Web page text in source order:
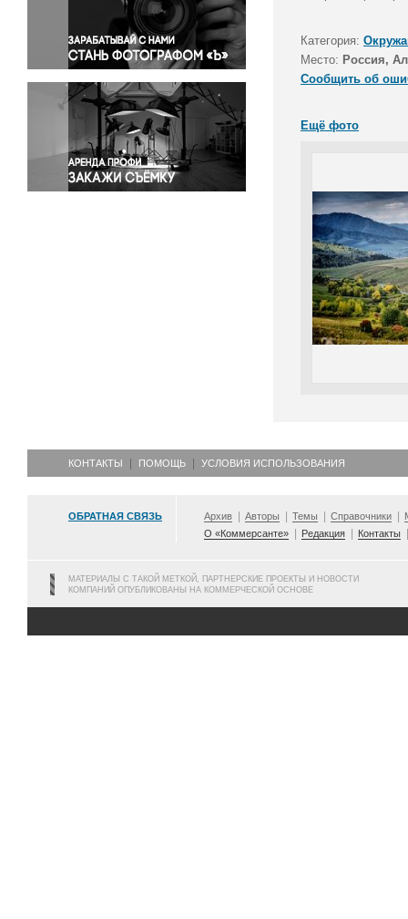
Правосудие
Происшествия и конфликты
Религия
Светская жизнь
Спорт
Экология
Экономика и бизнес
Категория:
Место: Россия,
Сообщить об
Ещё фото
КОНТАКТЫ ПОМОЩЬ УСЛОВИЯ ИСПОЛЬЗОВАНИЯ
ОБРАТНАЯ СВЯЗЬ Архив Авторы Темы Справочники
О «Коммерсанте»
Редакция Контакты
МАТЕРИАЛЫ С ТАКОЙ МЕТКОЙ, ПАРТНЕРСКИЕ ПРОЕКТЫ И НОВОСТИ
КОМПАНИЙ ОПУБЛИКОВАНЫ НА КОММЕРЧЕСКОЙ ОСНОВЕ